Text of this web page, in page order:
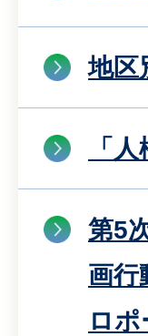
地区
「
第5
画行
ロ